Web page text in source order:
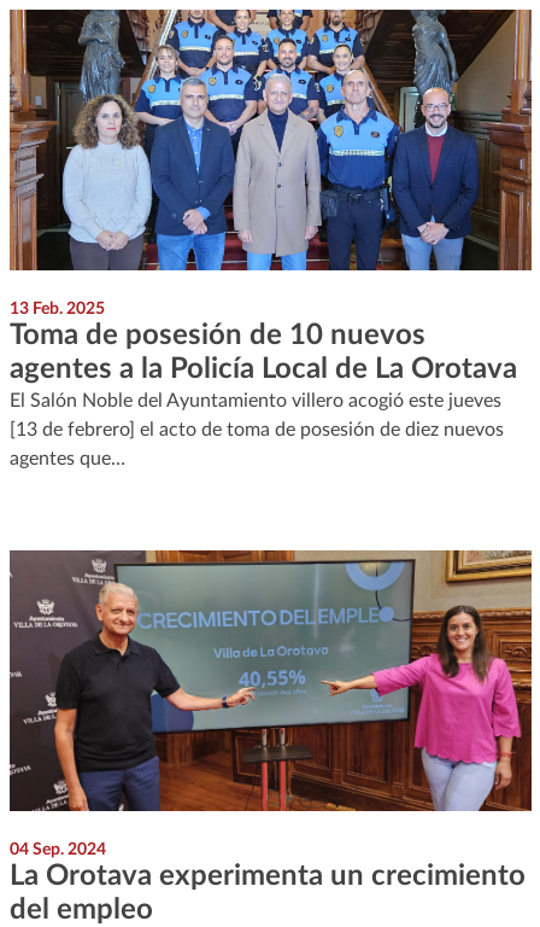
13 Feb. 2025
Toma de posesión de 10 nuevos
agentes a la Policía Local de La Orotava
El Salón Noble del Ayuntamiento villero acogió este jueves
[13 de febrero] el acto de toma de posesión de diez nuevos
agentes que…
04 Sep. 2024
La Orotava experimenta un crecimiento
del empleo